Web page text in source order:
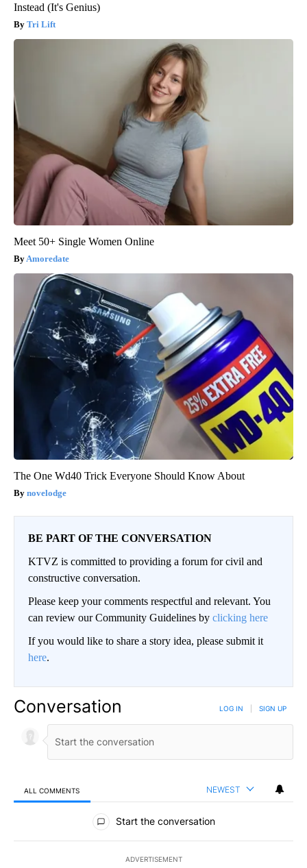
Instead (It's Genius)
Tri Lift
Meet 50+ Single Women Online
Amoredate
The One Wd40 Trick Everyone Should Know About
novelodge
BE PART OF THE CONVERSATION
KTVZ is committed to providing a forum for civil and
constructive conversation.
Please keep your comments respectful and relevant. You
can review our Community Guidelines by clicking here
If you would like to share a story idea, please submit it
here.
Conversation LOG IN SIGN UP
ALL COMMENTS NEWEST
All Comments
Start the conversation
ADVERTISEMENT